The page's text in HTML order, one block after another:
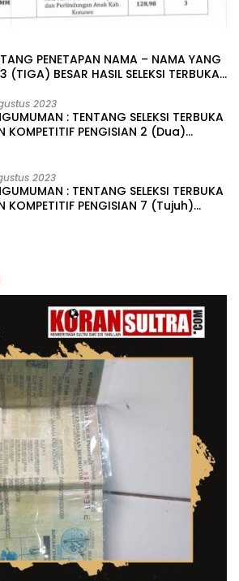
PENETAPAN NAMA – NAMA YANG
(TIGA) BESAR HASIL SELEKSI TERBUKA
DAERAH KABUPATEN KONAWE
2023
: TENTANG SELEKSI TERBUKA
KOMPETITIF PENGISIAN 2 (Dua)
KONAWE
2023
: TENTANG SELEKSI TERBUKA
KOMPETITIF PENGISIAN 7 (Tujuh)